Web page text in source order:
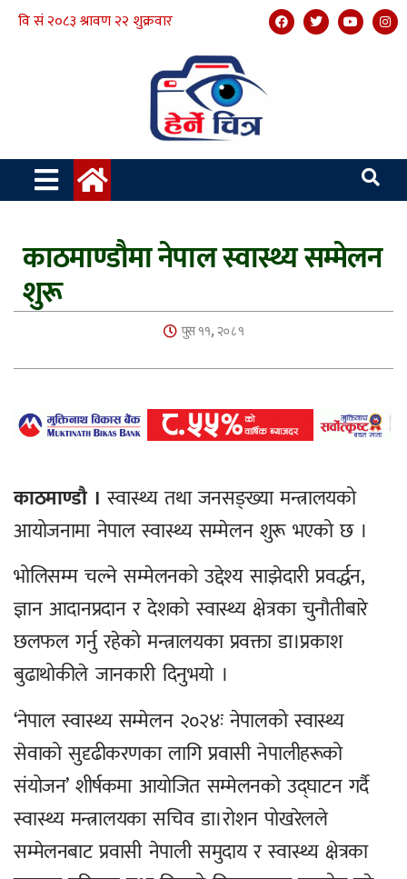
काठमाण्डौमा नेपाल स्वास्थ्य सम्मेलन
शुरू
पुस ११, २०८१
काठमाण्डौ । स्वास्थ्य तथा जनसङ्ख्या मन्त्रालयको
आयोजनामा नेपाल स्वास्थ्य सम्मेलन शुरू भएको छ ।
भोलिसम्म चल्ने सम्मेलनको उद्देश्य साझेदारी प्रवर्द्धन,
ज्ञान आदानप्रदान र देशको स्वास्थ्य क्षेत्रका चुनौतीबारे
छलफल गर्नु रहेको मन्त्रालयका प्रवक्ता डा।प्रकाश
बुढाथोकीले जानकारी दिनुभयो ।
‘नेपाल स्वास्थ्य सम्मेलन २०२४ः नेपालको स्वास्थ्य
सेवाको सुदृढीकरणका लागि प्रवासी नेपालीहरूको
संयोजन’ शीर्षकमा आयोजित सम्मेलनको उद्घाटन गर्दै
स्वास्थ्य मन्त्रालयका सचिव डा।रोशन पोखरेलले
सम्मेलनबाट प्रवासी नेपाली समुदाय र स्वास्थ्य क्षेत्रका